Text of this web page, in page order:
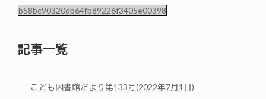
b58bc90320db64fb89226f3405e00398
記事一覧
こども図書館だより第133号(2022年7月1日)